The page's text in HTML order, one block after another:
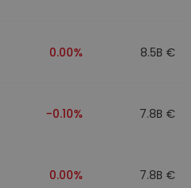
0.00% 8.5B €
-0.10% 7.8B €
0.00% 7.8B €